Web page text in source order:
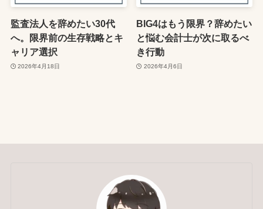
監査法人を辞めたい30代
へ。限界前の生存戦略とキ
ャリア選択
2026年4月18日
BIG4はもう限界？辞めたい
と悩む会計士が次に取るべ
き行動
2026年4月6日